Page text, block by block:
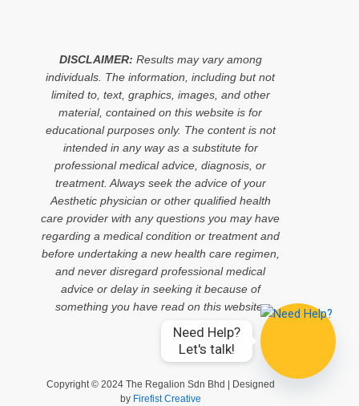
DISCLAIMER: Results may vary among
individuals. The information, including but not
limited to, text, graphics, images, and other
material, contained on this website is for
educational purposes only. The content is not
intended in any way as a substitute for
professional medical advice, diagnosis, or
treatment. Always seek the advice of your
Aesthetic physician or other qualified health
care provider with any questions you may have
regarding a medical condition or treatment and
before undertaking a new health care regimen,
and never disregard professional medical
advice or delay in seeking it because of
something you have read on this website.
Copyright © 2024 The Regalion Sdn Bhd | Designed
by Firefist Creative
Need Help?
Let's talk!